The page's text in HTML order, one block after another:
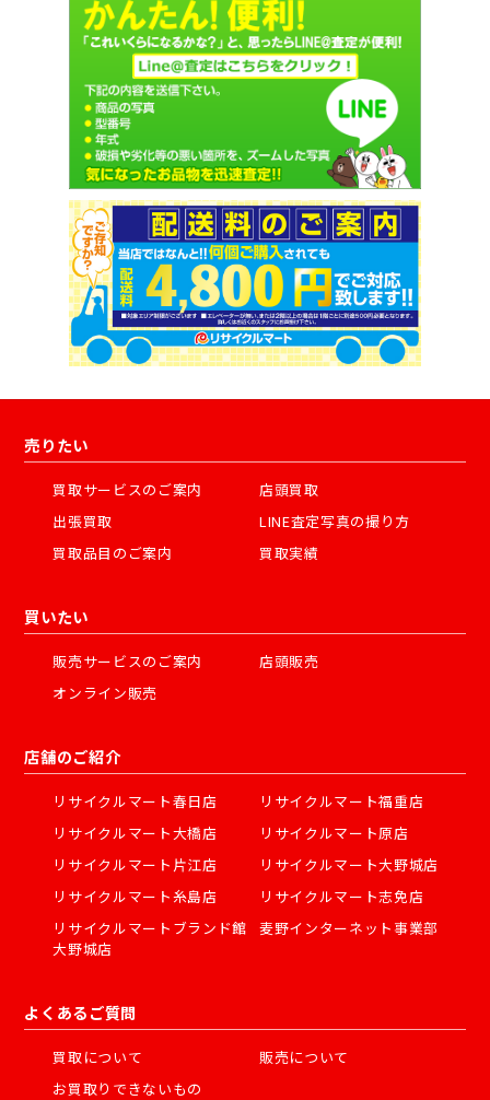
売りたい
買取サービスのご案内
店頭買取
出張買取
LINE査定写真の撮り方
買取品目のご案内
買取実績
買いたい
販売サービスのご案内
店頭販売
オンライン販売
店舗のご紹介
リサイクルマート春日店
リサイクルマート福重店
リサイクルマート大橋店
リサイクルマート原店
リサイクルマート片江店
リサイクルマート大野城店
リサイクルマート糸島店
リサイクルマート志免店
リサイクルマートブランド館
大野城店
麦野インターネット事業部
よくあるご質問
買取について
販売について
お買取りできないもの